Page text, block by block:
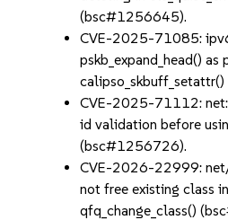
(bsc#1256645).
CVE-2025-71085:
pskb_expand_head() as
CVE-2025-71112: net:
id validation before
(bsc#1256726).
CVE-2026-22999:
not free existing class in
qfq_change_class()